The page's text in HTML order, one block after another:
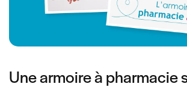
Une armoire à pharmacie